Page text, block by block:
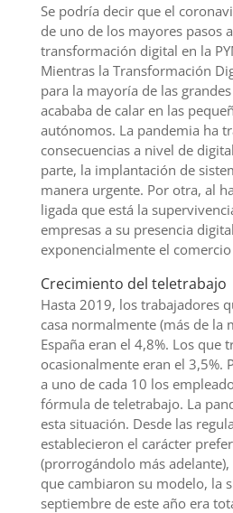
Se podría decir que el
de uno de los mayores pasos
transformación digital en la
Mientras la Transformación
para la mayoría de las
acababa de calar en las
autónomos. La pandemia ha
consecuencias a nivel de
parte, la implantación de
manera urgente. Por otra, al
ligada que está la
empresas a su presencia
exponencialmente el
Crecimiento del teletrabajo
Hasta 2019, los trabajadores
casa normalmente (más de la
España eran el 4,8%. Los que
ocasionalmente eran el 3,5%.
a uno de cada 10 los
fórmula de teletrabajo. La
esta situación. Desde las
establecieron el carácter
(prorrogándolo más adelante),
que cambiaron su modelo, la
septiembre de este año era